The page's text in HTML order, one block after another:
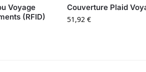
Voyage
(RFID)
Couverture Plaid
51,92€